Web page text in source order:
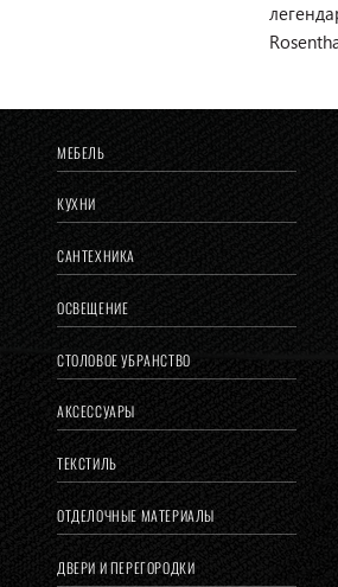
МЕБЕЛЬ
КУХНИ
САНТЕХНИКА
ОСВЕЩЕНИЕ
СТОЛОВОЕ УБРАНСТВО
АКСЕССУАРЫ
ТЕКСТИЛЬ
ОТДЕЛОЧНЫЕ МАТЕРИАЛЫ
ДВЕРИ И ПЕРЕГОРОДКИ